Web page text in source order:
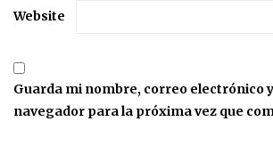
Website
Guarda mi nombre, correo electrónico
navegador para la próxima vez que